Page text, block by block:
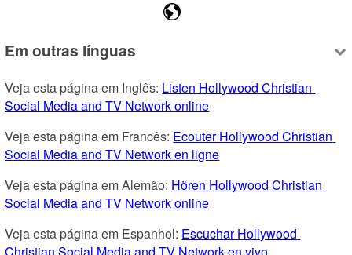
Em outras línguas
Veja esta página em Inglês: Listen Hollywood Christian
Social Media and TV Network online
Veja esta página em Francês: Ecouter Hollywood Christian
Social Media and TV Network en ligne
Veja esta página em Alemão: Hören Hollywood Christian
Social Media and TV Network online
Veja esta página em Espanhol: Escuchar Hollywood
Christian Social Media and TV Network en vivo